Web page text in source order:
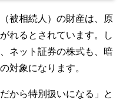
被相続人）の財産は、原
れるとされています。し
ネット証券の株式も、暗
対象になります。
から特別扱いになる」と